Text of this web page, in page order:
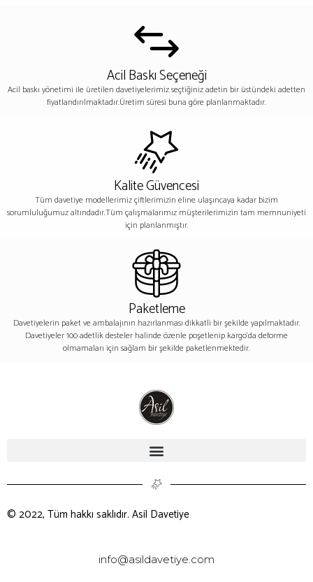
Acil Baskı Seçeneği
Acil baskı yönetimi ile üretilen davetiyelerimiz seçtiğiniz adetin bir üstündeki adetten
fiyatlandırılmaktadır.Üretim süresi buna göre planlanmaktadır.
Kalite Güvencesi
Tüm davetiye modellerimiz çiftlerimizin eline ulaşıncaya kadar bizim
sorumluluğumuz altındadır.Tüm çalışmalarımız müşterilerimizin tam memnuniyeti
için planlanmıştır.
Paketleme
Davetiyelerin paket ve ambalajının hazırlanması dikkatli bir şekilde yapılmaktadır.
Davetiyeler 100 adetlik desteler halinde özenle poşetlenip kargo’da deforme
olmamaları için sağlam bir şekilde paketlenmektedir.
© 2022, Tüm hakkı saklıdır. Asil Davetiye
info@asildavetiye.com